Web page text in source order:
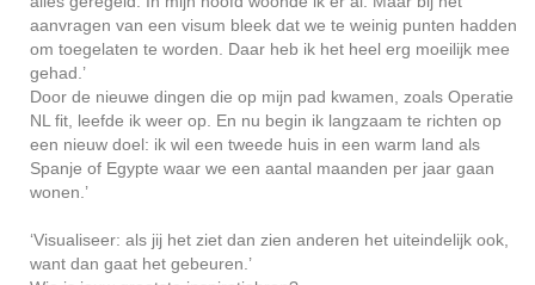
aanvragen van een visum bleek dat we te weinig punten hadden
om toegelaten te worden. Daar heb ik het heel erg moeilijk mee
gehad.’
Door de nieuwe dingen die op mijn pad kwamen, zoals Operatie
NL fit, leefde ik weer op. En nu begin ik langzaam te richten op
een nieuw doel: ik wil een tweede huis in een warm land als
Spanje of Egypte waar we een aantal maanden per jaar gaan
wonen.’
‘Visualiseer: als jij het ziet dan zien anderen het uiteindelijk ook,
want dan gaat het gebeuren.’